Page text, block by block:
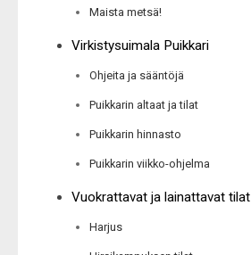
Maista metsä!
Virkistysuimala Puikkari
Ohjeita ja sääntöjä
Puikkarin altaat ja tilat
Puikkarin hinnasto
Puikkarin viikko-ohjelma
Vuokrattavat ja lainattavat tilat
Harjus